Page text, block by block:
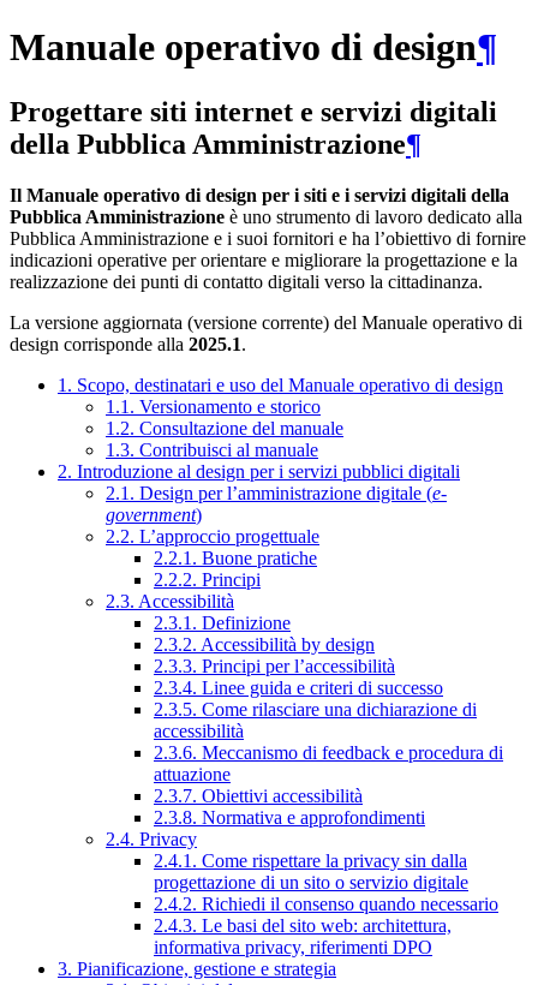
Manuale operativo di design¶
Progettare siti internet e servizi digitali
della Pubblica Amministrazione¶
Il Manuale operativo di design per i siti e i servizi digitali della
Pubblica Amministrazione è uno strumento di lavoro dedicato alla
Pubblica Amministrazione e i suoi fornitori e ha l’obiettivo di fornire
indicazioni operative per orientare e migliorare la progettazione e la
realizzazione dei punti di contatto digitali verso la cittadinanza.
La versione aggiornata (versione corrente) del Manuale operativo di
design corrisponde alla 2025.1.
1. Scopo, destinatari e uso del Manuale operativo di design
1.1. Versionamento e storico
1.2. Consultazione del manuale
1.3. Contribuisci al manuale
2. Introduzione al design per i servizi pubblici digitali
2.1. Design per l’amministrazione digitale (e-
government)
2.2. L’approccio progettuale
2.2.1. Buone pratiche
2.2.2. Principi
2.3. Accessibilità
2.3.1. Definizione
2.3.2. Accessibilità by design
2.3.3. Principi per l’accessibilità
2.3.4. Linee guida e criteri di successo
2.3.5. Come rilasciare una dichiarazione di
accessibilità
2.3.6. Meccanismo di feedback e procedura di
attuazione
2.3.7. Obiettivi accessibilità
2.3.8. Normativa e approfondimenti
2.4. Privacy
2.4.1. Come rispettare la privacy sin dalla
progettazione di un sito o servizio digitale
2.4.2. Richiedi il consenso quando necessario
2.4.3. Le basi del sito web: architettura,
informativa privacy, riferimenti DPO
3. Pianificazione, gestione e strategia